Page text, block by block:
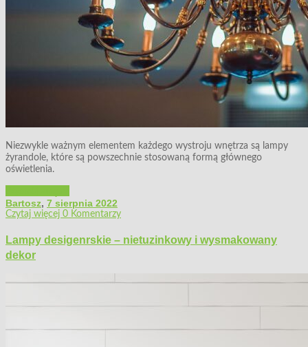
Niezwykle ważnym elementem każdego wystroju wnętrza są lampy
żyrandole, które są powszechnie stosowaną formą głównego
oświetlenia.
Bartosz, 7 sierpnia 2022
Czytaj więcej 0 Komentarzy
Lampy desigenrskie – nietuzinkowy i wysmakowany
dekor